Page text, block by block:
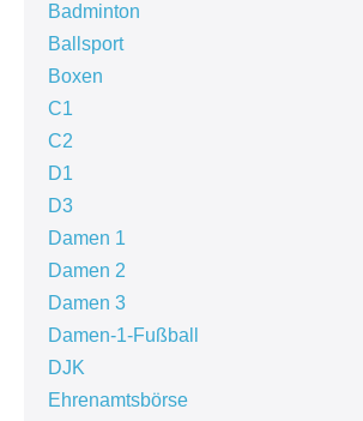
Badminton
Ballsport
Boxen
C1
C2
D1
D3
Damen 1
Damen 2
Damen 3
Damen-1-Fußball
DJK
Ehrenamtsbörse